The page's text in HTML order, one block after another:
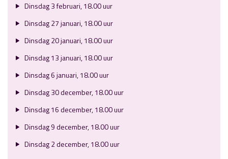
Dinsdag 3 februari, 18.00 uur
Dinsdag 27 januari, 18.00 uur
Dinsdag 20 januari, 18.00 uur
Dinsdag 13 januari, 18.00 uur
Dinsdag 6 januari, 18.00 uur
Dinsdag 30 december, 18.00 uur
Dinsdag 16 december, 18.00 uur
Dinsdag 9 december, 18.00 uur
Dinsdag 2 december, 18.00 uur